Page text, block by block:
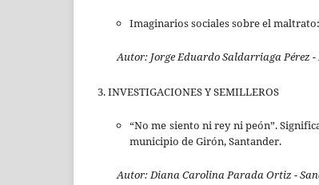
Imaginarios sociales sobre el
Autor: Jorge Eduardo Saldarriaga Pérez
3. INVESTIGACIONES Y SEMILLEROS
“No me siento ni rey ni peón”.
municipio de Girón, Santander.
Autor:Diana Carolina Parada Ortiz -